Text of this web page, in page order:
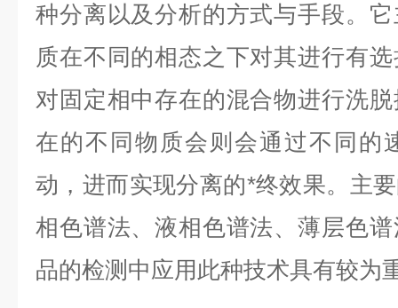
种分离以及分析的方式与手段。
质在不同的相态之下对其进行有
对固定相中存在的混合物进行洗
在的不同物质会则会通过不同的
动，进而实现分离的*终效果。主
相色谱法、液相色谱法、薄层色
品的检测中应用此种技术具有较为